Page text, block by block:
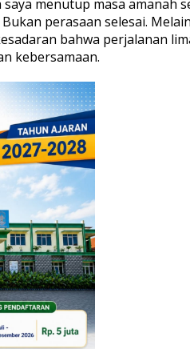
menutup masa amanah
perasaan selesai.
bahwa perjalanan
kebersamaan.